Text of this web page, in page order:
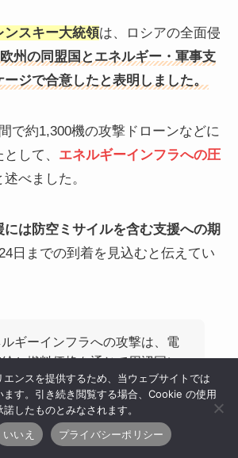
ンスキー大統領は、ロシアの全面侵
欧州の同盟国とエネルギー・軍事支
ジで合意したと表明しました。
で約1,300機の攻撃ドローンなどに
して、 エネルギーインフラへの圧
べました。
には防空ミサイルを含む支援への期
日までの到着を見込むと伝えてい
ギーインフラへの攻撃は、電
と燃料価格を通じて周辺国に
し得るため、支援の具体的内
目点です。
エンスを提供するため、当ウェブサイトでは
す。引き続き閲覧する場合、Cookie の使用
諾したものとみなされます。
いいえ プライバシーポリシー